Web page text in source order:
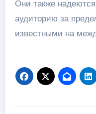
Они также
аудиторию за
известными на